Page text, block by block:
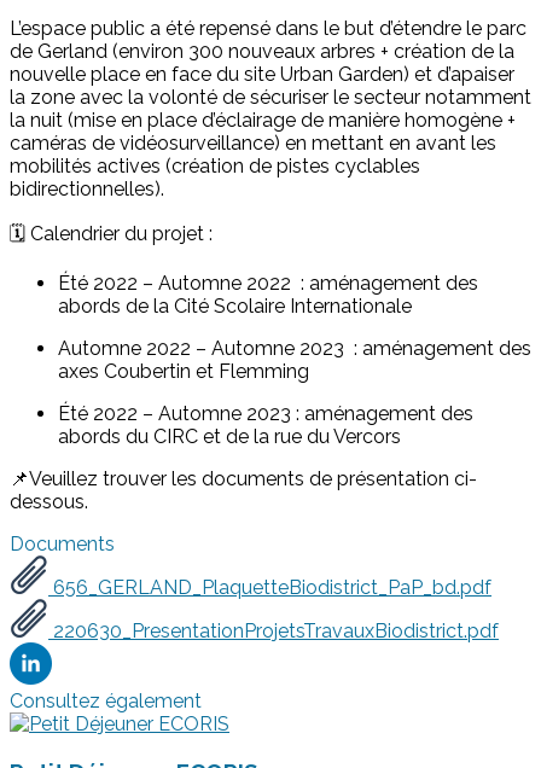
L’espace public a été repensé dans le but d’étendre le parc
de Gerland (environ 300 nouveaux arbres + création de la
nouvelle place en face du site Urban Garden) et d’apaiser
la zone avec la volonté de sécuriser le secteur notamment
la nuit (mise en place d’éclairage de manière homogène +
caméras de vidéosurveillance) en mettant en avant les
mobilités actives (création de pistes cyclables
bidirectionnelles).
🗓️ Calendrier du projet :
Été 2022 – Automne 2022 : aménagement des
abords de la Cité Scolaire Internationale
Automne 2022 – Automne 2023 : aménagement des
axes Coubertin et Flemming
Été 2022 – Automne 2023 : aménagement des
abords du CIRC et de la rue du Vercors
📌Veuillez trouver les documents de présentation ci-
dessous.
Documents
656_GERLAND_PlaquetteBiodistrict_PaP_bd.pdf
220630_PresentationProjetsTravauxBiodistrict.pdf
Consultez également